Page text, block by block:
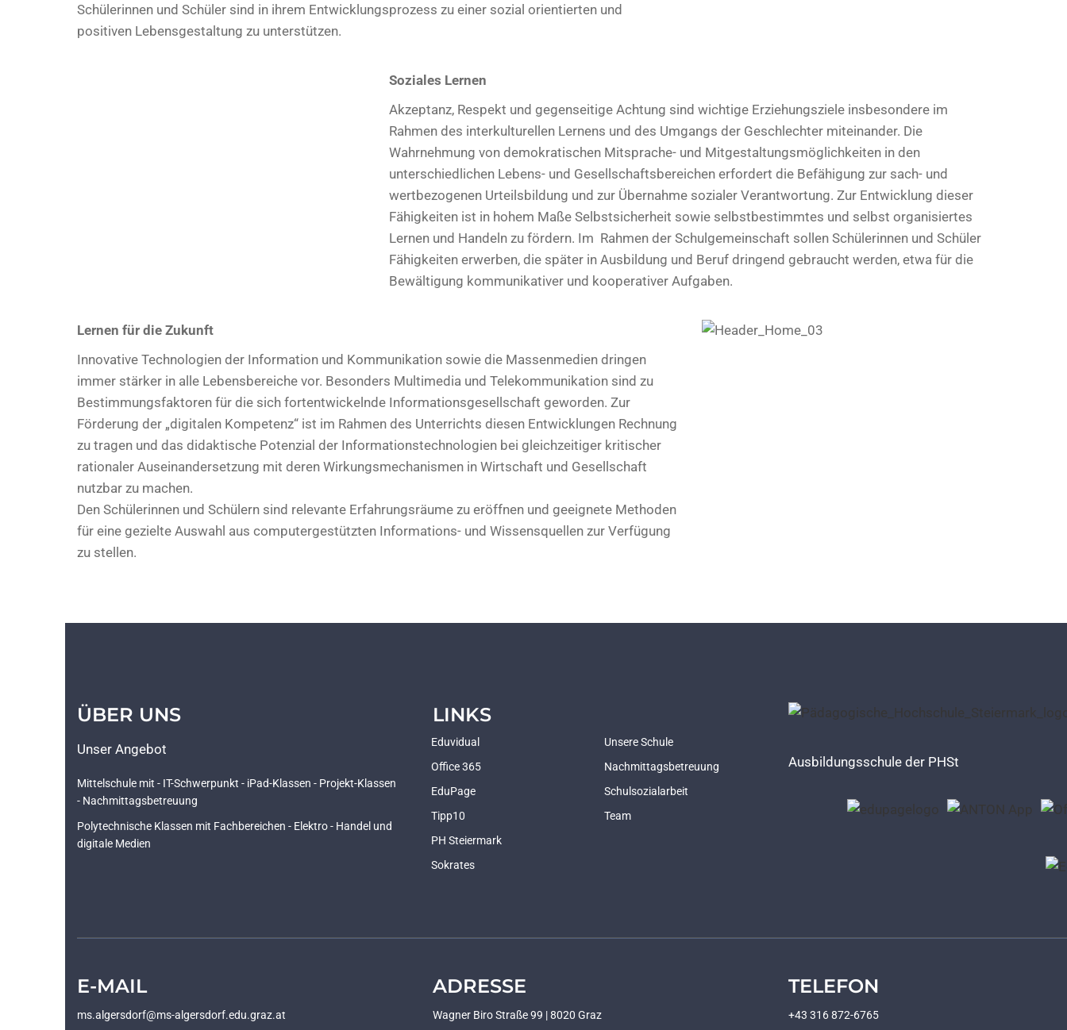
Schülerinnen und Schüler sind in ihrem Entwicklungsprozess zu einer sozial orientierten und
positiven Lebensgestaltung zu unterstützen.
Soziales Lernen
Akzeptanz, Respekt und gegenseitige Achtung sind wichtige Erziehungsziele insbesondere im
Rahmen des interkulturellen Lernens und des Umgangs der Geschlechter miteinander. Die
Wahrnehmung von demokratischen Mitsprache- und Mitgestaltungsmöglichkeiten in den
unterschiedlichen Lebens- und Gesellschaftsbereichen erfordert die Befähigung zur sach- und
wertbezogenen Urteilsbildung und zur Übernahme sozialer Verantwortung. Zur Entwicklung dieser
Fähigkeiten ist in hohem Maße Selbstsicherheit sowie selbstbestimmtes und selbst organisiertes
Lernen und Handeln zu fördern. Im Rahmen der Schulgemeinschaft sollen Schülerinnen und Schüler
Fähigkeiten erwerben, die später in Ausbildung und Beruf dringend gebraucht werden, etwa für die
Bewältigung kommunikativer und kooperativer Aufgaben.
Lernen für die Zukunft
Innovative Technologien der Information und Kommunikation sowie die Massenmedien dringen
immer stärker in alle Lebensbereiche vor. Besonders Multimedia und Telekommunikation sind zu
Bestimmungsfaktoren für die sich fortentwickelnde Informationsgesellschaft geworden. Zur
Förderung der „digitalen Kompetenz“ ist im Rahmen des Unterrichts diesen Entwicklungen Rechnung
zu tragen und das didaktische Potenzial der Informationstechnologien bei gleichzeitiger kritischer
rationaler Auseinandersetzung mit deren Wirkungsmechanismen in Wirtschaft und Gesellschaft
nutzbar zu machen.
Den Schülerinnen und Schülern sind relevante Erfahrungsräume zu eröffnen und geeignete Methoden
für eine gezielte Auswahl aus computergestützten Informations- und Wissensquellen zur Verfügung
zu stellen.
ÜBER UNS
Unser Angebot
Mittelschule mit - IT-Schwerpunkt - iPad-Klassen - Projekt-Klassen
- Nachmittagsbetreuung
Polytechnische Klassen mit Fachbereichen - Elektro - Handel und
digitale Medien
LINKS
Eduvidual
Office 365
EduPage
Tipp10
PH Steiermark
Sokrates
Unsere Schule
Nachmittagsbetreuung
Schulsozialarbeit
Team
Ausbildungsschule der PHSt
E-MAIL
ms.algersdorf@ms-algersdorf.edu.graz.at
ADRESSE
Wagner Biro Straße 99 | 8020 Graz
TELEFON
+43 316 872-6765